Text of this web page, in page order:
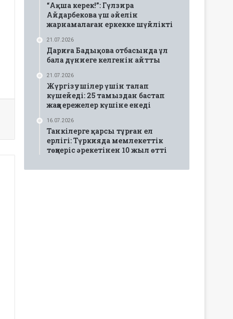
“Ақша керек!”: Гүлзира
Айдарбекова үш әйелін
жарнамалаған еркекке шүйлікті
21.07.2026
Дариға Бадықова отбасында ұл
бала дүниеге келгенін айтты
21.07.2026
Жүргізушілер үшін талап
күшейеді: 25 тамыздан бастап
жаңа ережелер күшіне енеді
16.07.2026
Танкілерге қарсы тұрған ел
ерлігі: Түркияда мемлекеттік
төңкеріс әрекетінен 10 жыл өтті